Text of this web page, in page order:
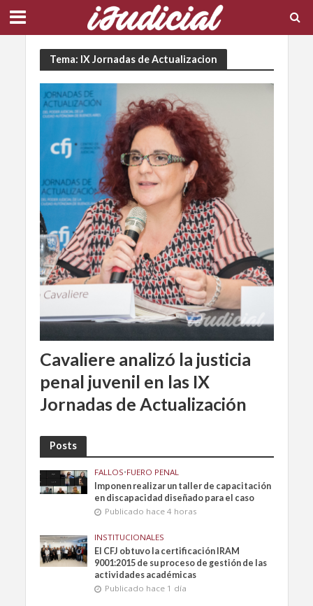
Tema: IX Jornadas de Actualizacion
Cavaliere analizó la justicia
penal juvenil en las IX
Jornadas de Actualización
Posts
FALLOS•FUERO PENAL
Imponen realizar un taller de capacitación
en discapacidad diseñado para el caso
Publicado hace 4 horas
INSTITUCIONALES
El CFJ obtuvo la certificación IRAM
9001:2015 de su proceso de gestión de las
actividades académicas
Publicado hace 1 día